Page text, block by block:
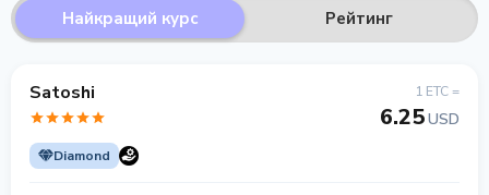
Найкращий курс Рейтинг
Satoshi
Diamond
1 ETC =
6.25USD